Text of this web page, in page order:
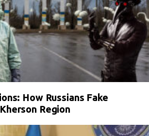
How Russians Fake
Region